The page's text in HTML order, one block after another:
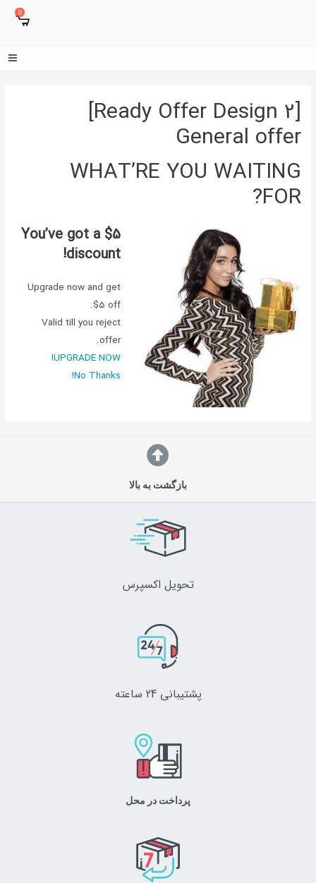
0
[Ready Offer Design 2]
General offer
WHAT’RE YOU WAITING
FOR?
You’ve got a $5
discount!
Upgrade now and get
$5 off.
Valid till you reject
offer.
UPGRADE NOW!
No Thanks!
بازگشت به بالا
تحویل اکسپرس
پشتیبانی 24 ساعته
پرداخت در محل